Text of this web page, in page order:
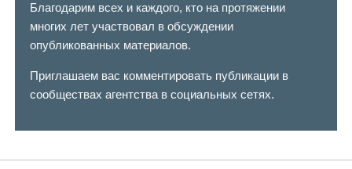
Благодарим всех и каждого, кто на протяжении
многих лет участвовал в обсуждении
опубликованных материалов.
Приглашаем вас комментировать публикации в
сообществах агентства в социальных сетях.